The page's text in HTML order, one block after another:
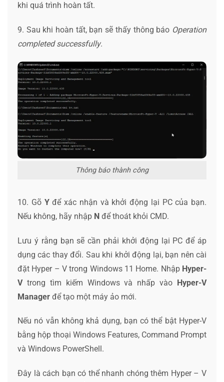
khi quá trình hoàn tất.
9. Sau khi hoàn tất, bạn sẽ thấy thông báo Operation
completed successfully.
Thông báo thành công
10. Gõ Yđể xác nhận và khởi động lại PC của bạn.
Nếu không, hãy nhập N để thoát khỏi CMD.
Lưu ý rằng bạn sẽ cần phải khởi động lại PC để áp
dụng các thay đổi. Sau khi khởi động lại, bạn nên cài
đặt Hyper – V trong Windows 11 Home. Nhập Hyper-
V trong tìm kiếm Windows và nhấp vào Hyper-V
Manager để tạo một máy ảo mới.
Nếu nó vẫn không khả dụng, bạn có thể bật Hyper-V
bằng hộp thoại Windows Features, Command Prompt
và Windows PowerShell.
Đây là cách bạn có thể nhanh chóng thêm Hyper – V